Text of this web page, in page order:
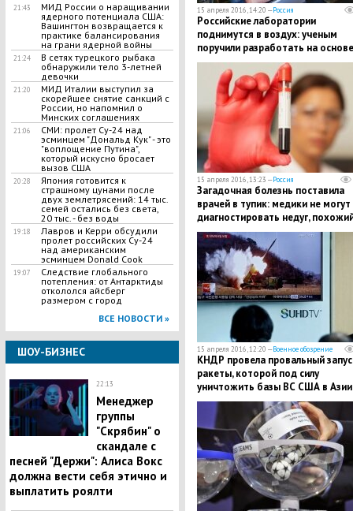
21:43
МИД России о наращивании
ядерного потенциала США:
Вашингтон возвращается к
практике балансирования
на грани ядерной войны
21:24
В сетях турецкого рыбака
обнаружили тело 3-летней
девочки
21:20
МИД Италии выступил за
скорейшее снятие санкций с
России, но напомнил о
Минских соглашениях
21:06
СМИ: пролет Су-24 над
эсминцем "Дональд Кук" - это
"воплощение Путина",
который искусно бросает
вызов США
20:28
Япония готовится к
страшному цунами после
двух землетрясений: 14 тыс.
семей остались без света,
20 тыс. - без воды
19:18
Лавров и Керри обсудили
пролет российских Су-24
над американским
эсминцем Donald Cook
19:07
Следствие глобального
потепления: от Антарктиды
откололся айсберг
размером с город
ВСЕ НОВОСТИ »
ШОУ-БИЗНЕС
22:13
Менеджер
группы
"Скрябин" о
скандале с
песней "Держи": Алиса Вокс
должна вести себя этично и
выплатить роялти
15 апреля 2016, 14:20 —Россия
Российские лаборатории
поднимутся в воздух: ученым
поручили разработать на основе
беспилотника летающую
лабораторию
15 апреля 2016, 13:23 —Россия
Загадочная болезнь поставила
врачей в тупик: медики не могут
диагностировать недуг,
СПИД, - СМИ
15 апреля 2016, 12:20 —Военное обозрение
КНДР провела провальный
ракеты, которой под силу
уничтожить базы ВС США в Азии